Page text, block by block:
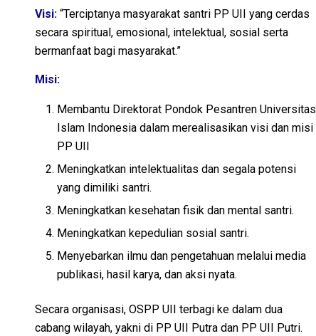
Visi: “Terciptanya masyarakat santri PP UII yang cerdas
secara spiritual,emosional, intelektual, sosial serta
bermanfaat bagi masyarakat.”
Misi:
Membantu Direktorat Pondok Pesantren Universitas
Islam Indonesia dalam merealisasikanvisi dan misi
PP UII
Meningkatkan intelektualitas dan segala potensi
yang dimiliki santri.
Meningkatkan kesehatan fisik dan mental santri.
Meningkatkan kepedulian sosial santri.
Menyebarkan ilmu dan pengetahuan melalui media
publikasi, hasil karya, dan aksi nyata.
Secara organisasi, OSPP UII terbagi ke dalam dua
cabang wilayah, yakni di PP UII Putra dan PP UII Putri.